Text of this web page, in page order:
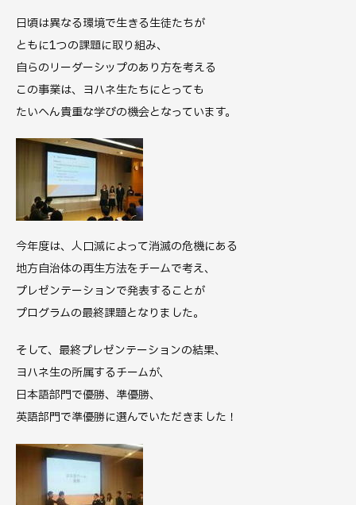
日頃は異なる環境で生きる生徒たちが
ともに1つの課題に取り組み、
自らのリーダーシップのあり方を考える
この事業は、ヨハネ生たちにとっても
たいへん貴重な学びの機会となっています。
今年度は、人口減によって消滅の危機にある
地方自治体の再生方法をチームで考え、
プレゼンテーションで発表することが
プログラムの最終課題となりました。
そして、最終プレゼンテーションの結果、
ヨハネ生の所属するチームが、
日本語部門で優勝、準優勝、
英語部門で準優勝に選んでいただきました！